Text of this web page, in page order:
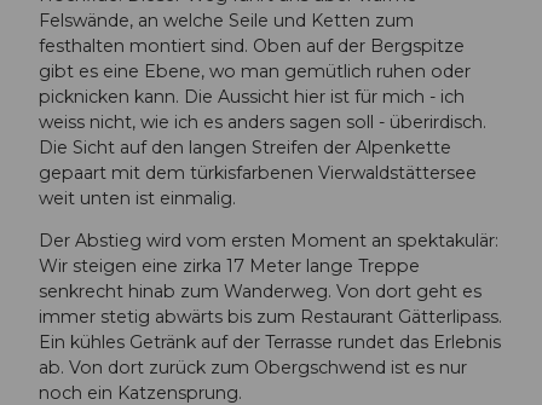
Felswände, an welche Seile und Ketten zum
festhalten montiert sind. Oben auf der Bergspitze
gibt es eine Ebene, wo man gemütlich ruhen oder
picknicken kann. Die Aussicht hier ist für mich - ich
weiss nicht, wie ich es anders sagen soll - überirdisch.
Die Sicht auf den langen Streifen der Alpenkette
gepaart mit dem türkisfarbenen Vierwaldstättersee
weit unten ist einmalig.
Der Abstieg wird vom ersten Moment an spektakulär:
Wir steigen eine zirka 17 Meter lange Treppe
senkrecht hinab zum Wanderweg. Von dort geht es
immer stetig abwärts bis zum Restaurant Gätterlipass.
Ein kühles Getränk auf der Terrasse rundet das Erlebnis
ab. Von dort zurück zum Obergschwend ist es nur
noch ein Katzensprung.